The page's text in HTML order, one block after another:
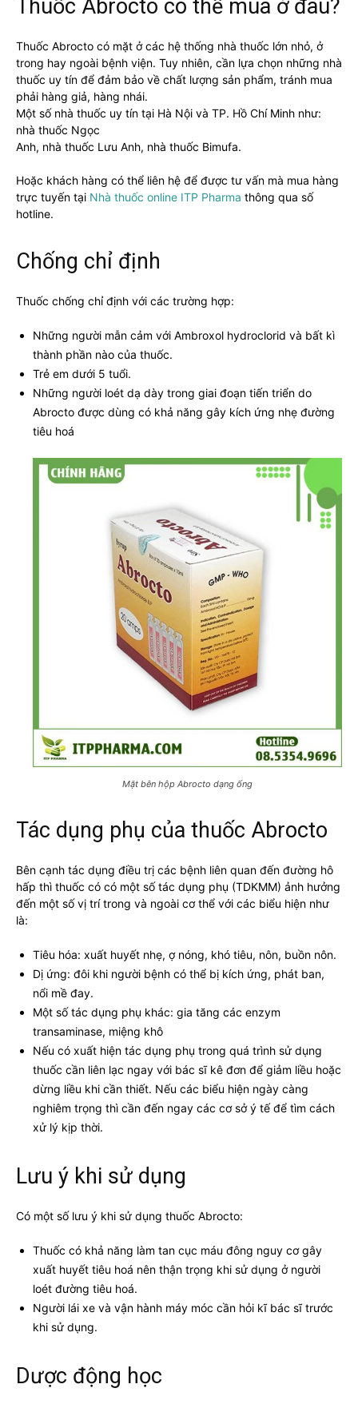
Thuốc Abrocto có thể mua ở đâu?
Thuốc Abrocto có mặt ở các hệ thống nhà thuốc lớn nhỏ, ở
trong hay ngoài bệnh viện. Tuy nhiên, cần lựa chọn những nhà
thuốc uy tín để đảm bảo về chất lượng sản phẩm, tránh mua
phải hàng giả, hàng nhái.
Một số nhà thuốc uy tín tại Hà Nội và TP. Hồ Chí Minh như:
nhà thuốc Ngọc
Anh, nhà thuốc Lưu Anh, nhà thuốc Bimufa.
Hoặc khách hàng có thể liên hệ để được tư vấn mà mua hàng
trực tuyến tại Nhà thuốc online ITP Pharma thông qua số
hotline.
Chống chỉ định
Thuốc chống chỉ định với các trường hợp:
Những người mẫn cảm với Ambroxol hydroclorid và bất kì
thành phần nào của thuốc.
Trẻ em dưới 5 tuổi.
Những người loét dạ dày trong giai đoạn tiến triển do
Abrocto được dùng có khả năng gây kích ứng nhẹ đường
tiêu hoá
Mặt bên hộp Abrocto dạng ống
Tác dụng phụ của thuốc Abrocto
Bên cạnh tác dụng điều trị các bệnh liên quan đến đường hô
hấp thì thuốc có có một số tác dụng phụ (TDKMM) ảnh hưởng
đến một số vị trí trong và ngoài cơ thể với các biểu hiện như
là:
Tiêu hóa: xuất huyết nhẹ, ợ nóng, khó tiêu, nôn, buồn nôn.
Dị ứng: đôi khi người bệnh có thể bị kích ứng, phát ban,
nổi mề đay.
Một số tác dụng phụ khác: gia tăng các enzym
transaminase, miệng khô
Nếu có xuất hiện tác dụng phụ trong quá trình sử dụng
thuốc cần liên lạc ngay với bác sĩ kê đơn để giảm liều hoặc
dừng liều khi cần thiết. Nếu các biểu hiện ngày càng
nghiêm trọng thì cần đến ngay các cơ sở ý tế để tìm cách
xử lý kịp thời.
Lưu ý khi sử dụng
Có một số lưu ý khi sử dụng thuốc Abrocto:
Thuốc có khả năng làm tan cục máu đông nguy cơ gây
xuất huyết tiêu hoá nên thận trọng khi sử dụng ở người
loét đường tiêu hoá.
Người lái xe và vận hành máy móc cần hỏi kĩ bác sĩ trước
khi sử dụng.
Dược động học